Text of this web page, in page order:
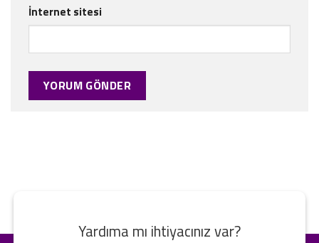
İnternet sitesi
Yardıma mı ihtiyacınız var?